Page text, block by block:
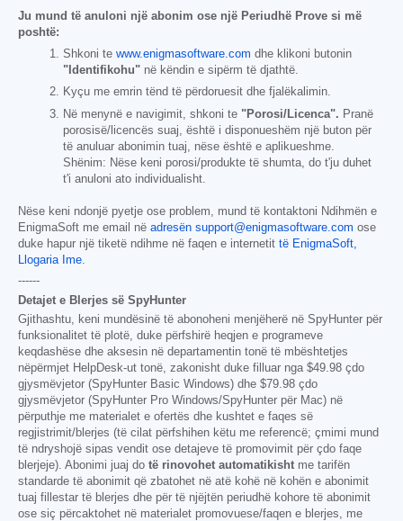
Ju mund të anuloni një abonim ose një Periudhë Prove si më
poshtë:
Shkoni te www.enigmasoftware.com dhe klikoni butonin
"Identifikohu" në këndin e sipërm të djathtë.
Kyçu me emrin tënd të përdoruesit dhe fjalëkalimin.
Në menynë e navigimit, shkoni te "Porosi/Licenca". Pranë
porosisë/licencës suaj, është i disponueshëm një buton për
të anuluar abonimin tuaj, nëse është e aplikueshme.
Shënim: Nëse keni porosi/produkte të shumta, do t'ju duhet
t'i anuloni ato individualisht.
Nëse keni ndonjë pyetje ose problem, mund të kontaktoni Ndihmën e
EnigmaSoft me email në adresën support@enigmasoftware.com ose
duke hapur një tiketë ndihme në faqen e internetit të EnigmaSoft,
Llogaria Ime
------
Detajet e Blerjes së SpyHunter
Gjithashtu, keni mundësinë të abonoheni menjëherë në SpyHunter për
funksionalitet të plotë, duke përfshirë heqjen e programeve
keqdashëse dhe aksesin në departamentin tonë të mbështetjes
nëpërmjet HelpDesk-ut tonë, zakonisht duke filluar nga $49.98 çdo
gjysmëvjetor (SpyHunter Basic Windows) dhe $79.98 çdo
gjysmëvjetor (SpyHunter Pro Windows/SpyHunter për Mac) në
përputhje me materialet e ofertës dhe kushtet e faqes së
regjistrimit/blerjes (të cilat përfshihen këtu me referencë; çmimi mund
të ndryshojë sipas vendit ose detajeve të promovimit për çdo faqe
blerjeje). Abonimi juaj do të rinovohet automatikisht me tarifën
standarde të abonimit që zbatohet në atë kohë në kohën e abonimit
tuaj fillestar të blerjes dhe për të njëjtën periudhë kohore të abonimit
ose siç përcaktohet në materialet promovuese/faqen e blerjes, me